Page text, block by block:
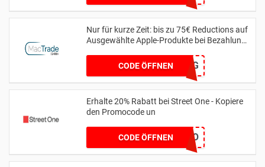
Nur für kurze Zeit: bis zu 75€ Reductions auf
Ausgewählte Apple-Produkte bei Bezahlung
CODE ÖFFNEN
MTSPAR-75FZG
Erhalte 20% Rabatt bei Street One - Kopiere
den Promocode un
CODE ÖFFNENMYLOVESO